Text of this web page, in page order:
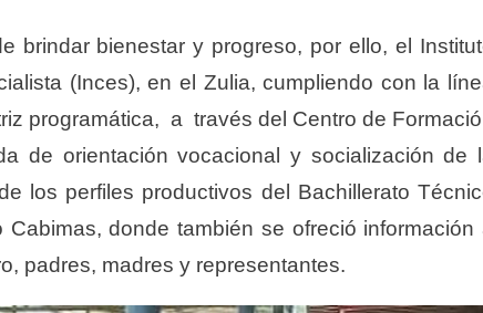
brindar bienestar y progreso, por ello, el
(Inces), en el Zulia, cumpliendo con la
programática, a través del Centro de
de orientación vocacional y socialización de
los perfiles productivos del Bachillerato
donde también se ofreció información
padres, madres y representantes.